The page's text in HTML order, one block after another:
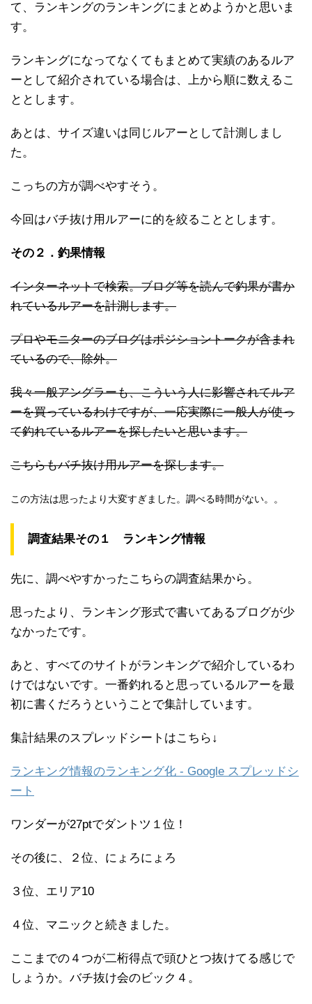
て、ランキングのランキングにまとめようかと思いま
す。
ランキングになってなくてもまとめて実績のあるルア
ーとして紹介されている場合は、上から順に数えるこ
ととします。
あとは、サイズ違いは同じルアーとして計測しまし
た。
こっちの方が調べやすそう。
今回はバチ抜け用ルアーに的を絞ることとします。
その２．釣果情報
インターネットで検索。ブログ等を読んで釣果が書か
れているルアーを計測します。
プロやモニターのブログはポジショントークが含まれ
ているので、除外。
我々一般アングラーも、こういう人に影響されてルア
ーを買っているわけですが、一応実際に一般人が使っ
て釣れているルアーを探したいと思います。
こちらもバチ抜け用ルアーを探します。
この方法は思ったより大変すぎました。調べる時間がない。。
調査結果その１ ランキング情報
先に、調べやすかったこちらの調査結果から。
思ったより、ランキング形式で書いてあるブログが少
なかったです。
あと、すべてのサイトがランキングで紹介しているわ
けではないです。一番釣れると思っているルアーを最
初に書くだろうということで集計しています。
集計結果のスプレッドシートはこちら↓
ランキング情報のランキング化 - Google スプレッドシ
ート
ワンダーが27ptでダントツ１位！
その後に、２位、にょろにょろ
３位、エリア10
４位、マニックと続きました。
ここまでの４つが二桁得点で頭ひとつ抜けてる感じで
しょうか。バチ抜け会のビック４。